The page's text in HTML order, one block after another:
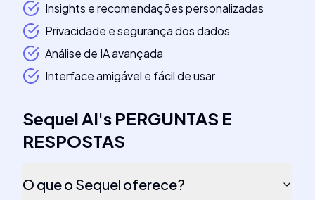
Insights e recomendações personalizadas
Privacidade e segurança dos dados
Análise de IA avançada
Interface amigável e fácil de usar
Sequel AI's PERGUNTAS E
RESPOSTAS
O que o Sequel oferece?